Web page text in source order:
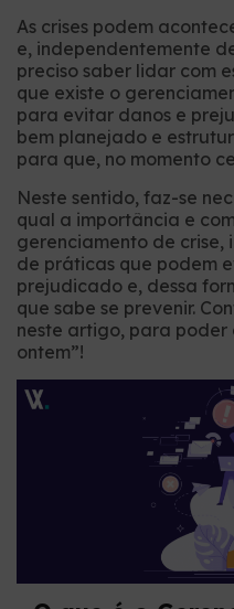
As crises podem
e, independentemente
preciso saber lidar com
que existe o
para evitar danos e
bem planejado e
para que, no momento
Neste sentido, faz-se
qual a importância e
gerenciamento de crise,
de práticas que podem
prejudicado e, dessa
que sabe se prevenir.
neste artigo, para poder
ontem”!